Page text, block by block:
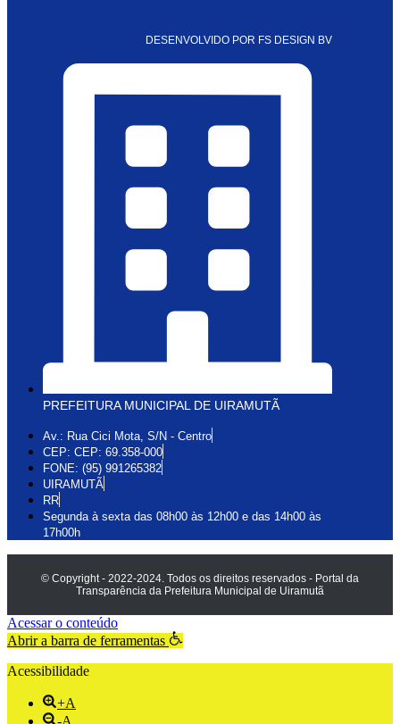
DESENVOLVIDO POR FS DESIGN BV
PREFEITURA MUNICIPAL DE UIRAMUTÃ
Av.: Rua Cici Mota, S/N - Centro
CEP: CEP: 69.358-000
FONE: (95) 991265382
UIRAMUTÃ
RR
Segunda à sexta das 08h00 às 12h00 e das 14h00 às
17h00h
© Copyright - 2022-2024. Todos os direitos reservados - Portal da
Transparência da Prefeitura Municipal de Uiramutã
Acessar o conteúdo
Abrir a barra de ferramentas
Acessibilidade
+A
-A